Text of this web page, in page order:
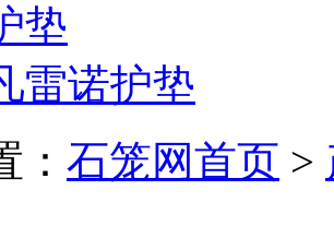
垫
雷诺护垫
： 石笼网首页 >